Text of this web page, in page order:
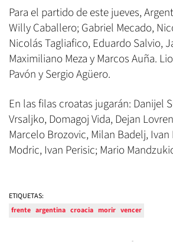
Para el partido de este jueves,
Willy Caballero; Gabriel Mecado,
Nicolás Tagliafico, Eduardo Salvio,
Maximiliano Meza y Marcos Auña.
Pavón y Sergio Agüero.
En las filas croatas jugarán: Danijel
Vrsaljko, Domagoj Vida, Dejan
Marcelo Brozovic, Milan Badelj, Ivan
Modric, Ivan Perisic; Mario
ETIQUETAS:
frente argentina croacia morir vencer